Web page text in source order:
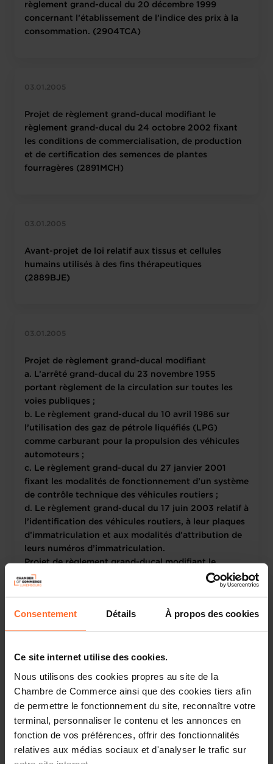
Consentement Détails À propos des cookies
Ce site internet utilise des cookies.
Nous utilisons des cookies propres au site de la
Chambre de Commerce ainsi que des cookies tiers afin
de permettre le fonctionnement du site, reconnaître votre
terminal, personnaliser le contenu et les annonces en
fonction de vos préférences, offrir des fonctionnalités
relatives aux médias sociaux et d'analyser le trafic sur
règlement grand-ducal du 20 décembre 1999
concernant l’établissement de l’indice des prix à la
consommation. (2904TCA)
03.01.2005
Projet de règlement grand-ducal modifiant le
règlement grand-ducal du 24 octobre 2002 fixant
les conditions de commercialisation, de production
et de certification des semences de plantes
fourragères (2891MCH)
03.01.2005
Avant-projet de loi relatif aux tissus et cellules
humains utilisés à des fins thérapeutiques
(2889BJE)
03.01.2005
Projet de règlement grand-ducal modifiant
a. L’arrêté grand-ducal du 23 novembre 1955
portant règlement de la circulation sur toutes les
voies publiques ;
b. Le règlement grand-ducal du 10 avril 1986 sur
l’utilisation des gaz de pétrole liquéfiés (LPG)
comme carburant pour la propulsion des véhicules
automoteurs ;
c. Le règlement grand-ducal du 27 janvier 2001
fixant les modalités de fonctionnement d’un système
de contrôle technique des véhicules routiers ;
d. Le règlement grand-ducal du 17 juin 2003 relatif à
l’identification des véhicules routiers, à leur plaques
d’immatriculation et aux modalités d’attribution de
leurs numéros d’immatriculation.
Projet de règlement grand-ducal modifiant le
règlement grand-ducal du 26 août 1993 relatif aux
avertissements taxés, aux consignations pour
d’exécution de la législation sur la mise en fourrière
des véhicules en matière de circulation routière.
Projet de règlement grand-ducal déterminant les
taxes aéroportuaires à l’Aéroport de Luxembourg et
en fixant les conditions et modalités d’application